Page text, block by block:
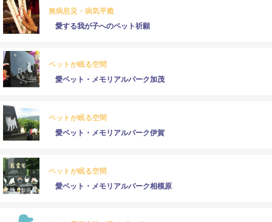
無病息災・病気平癒
愛する我が子へのペット祈願
ペットが眠る空間
愛ペット・メモリアルパーク加茂
ペットが眠る空間
愛ペット・メモリアルパーク伊賀
ペットが眠る空間
愛ペット・メモリアルパーク相模原